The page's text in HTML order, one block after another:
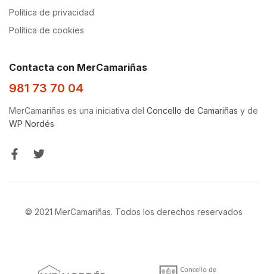
Política de privacidad
Política de cookies
Contacta con MerCamariñas
981 73 70 04
MerCamariñas es una iniciativa del Concello de Camariñas y de
WP Nordés
© 2021 MerCamariñas. Todos los derechos reservados